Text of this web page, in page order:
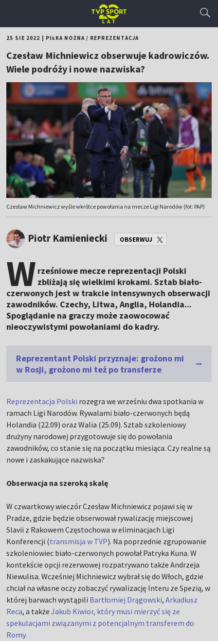
25 SIE 2022 PIŁKA NOŻNA/ REPREZENTACJA
Czesław Michniewicz obserwuje kadrowiczów.
Wiele podróży i nowe nazwiska?
Czesław Michniewicz wyśle wkrótce powołania na mecze Ligi Narodów (fot: PAP)
Piotr Kamieniecki OBSERWUJ
W rześniowe mecze reprezentacji Polski
zbliżają się wielkimi krokami. Sztab biało-
czerwonych jest w trakcie intensywnych obserwacji
zawodników. Czechy, Litwa, Anglia, Holandia...
Spoglądanie na graczy może zaowocować
nieoczywistymi powołaniami do kadry.
Reprezentant Polski przyznaje: grożono mi
w Rosji, grożono mi też po transferze
Reprezentacja Polski rozegra we wrześniu dwa spotkania w
ramach Ligi Narodów. Rywalami biało-czerwonych będą
Holandia (22.09) oraz Walia (25.09). Sztab szkoleniowy
drużyny narodowej przygotowuje się do powołania
zawodników, co stanie się na początku miesiąca. Czy realne są
nowe i zaskakujące nazwiska?
Obserwacja na szeroką skalę
W czwartkowy wieczór Czesław Michniewicz pojawi się w
Pradze, gdzie będzie obserwował rywalizację miejscowej
Slavii z Rakowem Częstochowa w eliminacjach Ligi
Konferencji (transmisja w TVP). Na poprzednie zgrupowanie
szkoleniowiec biało-czerwonych powołał Patryka Kuna. W
kontekście opcji rezerwowej rozpatrywano także Andrzeja
Niewulisa. Wcześniej Michniewicz wybrał się do Włoch, gdzie
chciał na własne oczy zobaczyć rywalizację Interu ze Spezią, w
której barwach wystąpili Bartłomiej Drągowski,Arkadiusz
Reca, a takżeJakub Kiwior, który musi mierzyć się ze
spekulacjami związanymi z potencjalnym transferem do
Romy.